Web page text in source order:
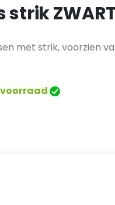
ZWART
met strik, voorzien
voorraad